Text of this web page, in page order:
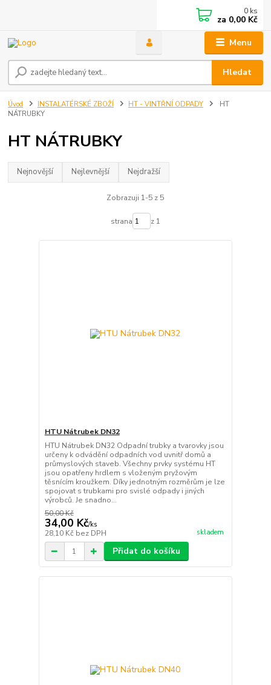
Menu
Hledat
0 ks
za 0,00 Kč
Úvod INSTALATÉRSKÉ ZBOŽÍ HT - VINTŘNÍ ODPADY
HT
NÁTRUBKY
HT NÁTRUBKY
Nejnovější Nejlevnější Nejdražší
Zobrazuji 1-5 z 5
strana z 1
HTU Nátrubek DN32
HTU Nátrubek DN32 Odpadní trubky a tvarovky jsou
určeny k odvádění odpadních vod uvnitř domů a
průmyslových staveb. Všechny prvky systému HT
jsou opatřeny hrdlem s vloženým pryžovým
těsnícím kroužkem. Díky jednotným rozměrům je lze
spojovat s trubkami pro svislé odpady i jiných
výrobců. Je snadno...
50,00 Kč
34,00 Kč/ks
28,10 Kč bez DPH skladem
Přidat do košíku